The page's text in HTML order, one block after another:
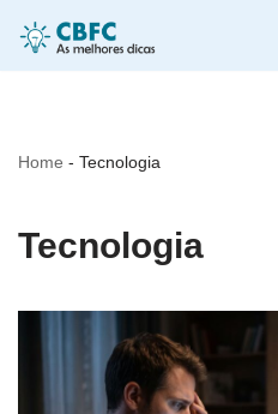
Pular
Home - Tecnologia
Tecnologia